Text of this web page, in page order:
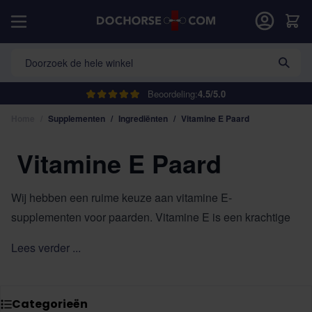
Beoordeling:4.5/5.0
Doorzoek de hele winkel
Cart
Supplementen / Ingrediënten / Vitamine E Paard
Vitamine E Paard
Wij hebben een ruime keuze aan vitamine E-
supplementen voor paarden. Vitamine E is een krachtige
stress, het immuunsysteem ondersteunt en bijdraagt aan
Lees verder ...
Categorieën